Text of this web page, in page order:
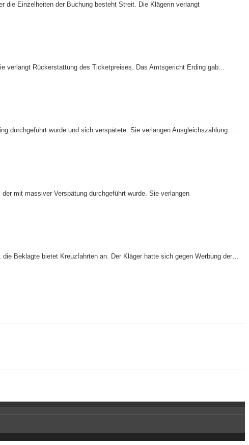
die Einzelheiten der Buchung besteht Streit. Die Klägerin verlangt
verlangt Rückerstattung des Ticketpreises. Das Amtsgericht Erding gab…
durchgeführt wurde und sich verspätete. Sie verlangen Ausgleichszahlung.…
mit massiver Verspätung durchgeführt wurde. Sie verlangen
Beklagte bietet Kreuzfahrten an. Der Kläger hatte sich gegen Werbung der…